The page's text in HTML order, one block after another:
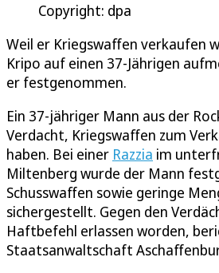
Copyright: dpa
Weil er Kriegswaffen verkaufen
Kripo auf einen 37-Jährigen
er festgenommen.
Ein 37-jähriger Mann aus der
Verdacht, Kriegswaffen zum
haben. Bei einer Razzia im
Miltenberg wurde der Mann
Schusswaffen sowie geringe
sichergestellt. Gegen den
Haftbefehl erlassen worden,
Staatsanwaltschaft